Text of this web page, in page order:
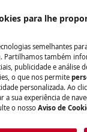
para lhe
semelhantes
também
publicidade e análise
o que nos permite
personalizada. Ao
a sua experiência de
o nosso Aviso de